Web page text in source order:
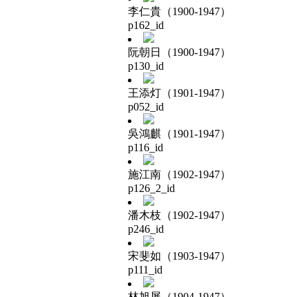
李仁貴（1900-1947）
p162_id
阮朝日（1900-1947）
p130_id
王添灯（1901-1947）
p052_id
吳鴻麒（1901-1947）
p116_id
施江南（1902-1947）
p126_2_id
潘木枝（1902-1947）
p246_id
宋斐如（1903-1947）
p111_id